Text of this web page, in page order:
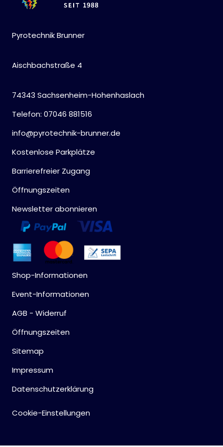
Pyrotechnik Brunner
Aischbachstraße 4
74343 Sachsenheim-Hohenhaslach
Telefon: 07046 881516
info@pyrotechnik-brunner.de
Kostenlose Parkplätze
Barrierefreier Zugang
Öffnungszeiten
Newsletter abonnieren
Shop-Informationen
Event-Informationen
AGB - Widerruf
Öffnungszeiten
Sitemap
Impressum
Datenschutzerklärung
Cookie-Einstellungen